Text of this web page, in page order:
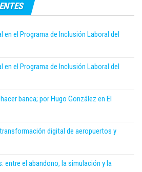
en el Programa de Inclusión Laboral del
en el Programa de Inclusión Laboral del
banca; por Hugo González en El
digital de aeropuertos y
entre el abandono, la simulación y la